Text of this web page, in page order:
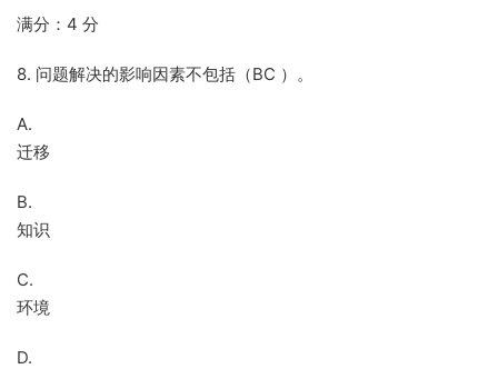
满分：4 分
8. 问题解决的影响因素不包括（BC ）。
A.
迁移
B.
知识
C.
环境
D.